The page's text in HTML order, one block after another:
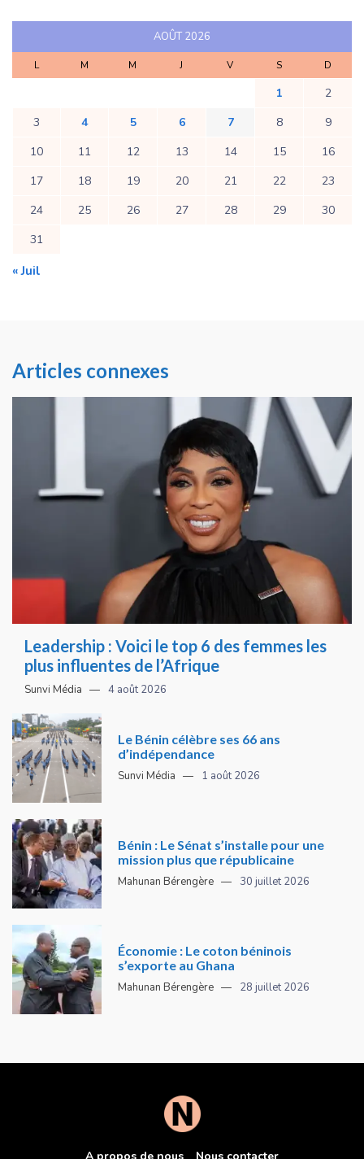
AOÛT 2026
L M M J V S D
1
2
3
4 5 6 7 8
9
10
11 12 13 14 15
16
17
18 19 20 21 22
23
24
25 26 27 28 29
30
31
« Juil
Articles connexes
Leadership : Voici le top 6 des femmes les
plus influentes de l’Afrique
Sunvi Média 4 août 2026
Le Bénin célèbre ses 66 ans
d’indépendance
Sunvi Média 1 août 2026
Bénin : Le Sénat s’installe pour une
mission plus que républicaine
Mahunan Bérengère 30 juillet 2026
Économie : Le coton béninois
s’exporte au Ghana
Mahunan Bérengère 28 juillet 2026